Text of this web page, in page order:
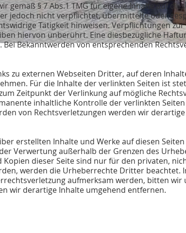
gemäß § 7 Abs.1 TMG für eigene Inhalte auf
jedoch nicht verpflichtet, übermittelte oder
Tätigkeit hinweisen. Verpflichtungen
hiervon unberührt. Eine diesbezügliche
Bei Bekanntwerden von entsprechenden
zu externen Webseiten Dritter, auf deren
Für die Inhalte der verlinkten Seiten ist
Zeitpunkt der Verlinkung auf mögliche
inhaltliche Kontrolle der verlinkten
von Rechtsverletzungen werden wir
erstellten Inhalte und Werke auf diesen
Verwertung außerhalb der Grenzen des
Kopien dieser Seite sind nur für den privaten,
werden die Urheberrechte Dritter beachtet.
aufmerksam werden, bitten
wir derartige Inhalte umgehend entfernen.